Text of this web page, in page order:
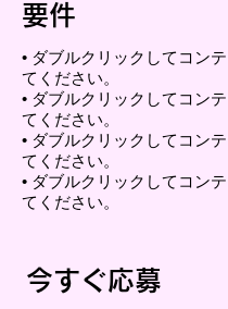
要件
• ダブルクリックしてコン
てください。
• ダブルクリックしてコン
てください。
• ダブルクリックしてコン
てください。
• ダブルクリックしてコン
てください。
今すぐ応募